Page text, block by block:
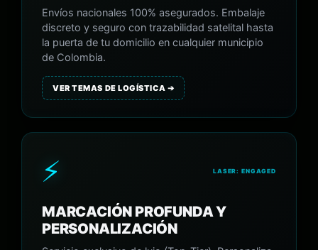
Envíos nacionales 100% asegurados. Embalaje
discreto y seguro con trazabilidad satelital hasta
la puerta de tu domicilio en cualquier municipio
de Colombia.
VER TEMAS DE LOGÍSTICA ➔
⚡ LASER: ENGAGED
MARCACIÓN PROFUNDA Y
PERSONALIZACIÓN